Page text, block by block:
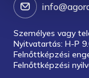
Személyes vagy
Nyitvatartás: H-P
Felnőttképzési
Felnőttképzési